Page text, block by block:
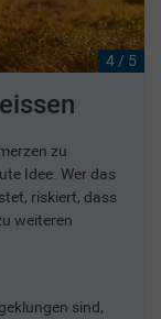
4 / 5
zu
Idee. Wer das
riskiert, dass
weiteren
sind,